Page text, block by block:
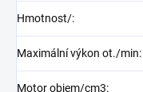
Hmotnost/:
Maximální výkon ot./min:
Motor objem/cm3: